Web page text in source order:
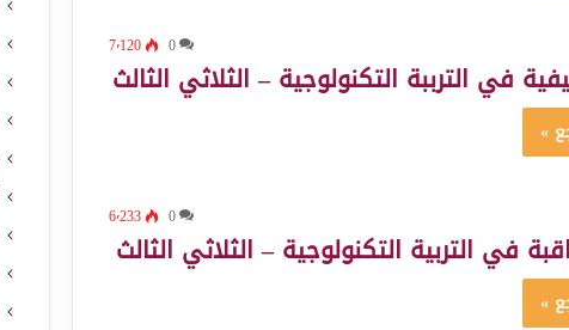
0 7٬120
في الترببة التكنولوجية – الثلاثي الثالث
»
0 6٬233
في التربية التكنولوجية – الثلاثي الثالث
»